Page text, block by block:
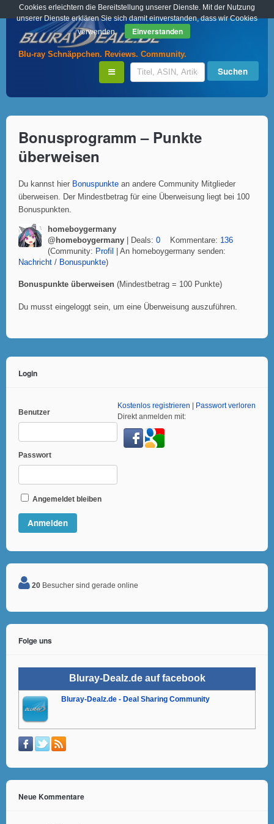
Blu-ray Schnäppchen. Reviews. Community.
Bonusprogramm – Punkte
überweisen
Du kannst hier Bonuspunkte an andere Community Mitglieder
überweisen. Der Mindestbetrag für eine Überweisung liegt bei 100
Bonuspunkten.
homeboygermany
@homeboygermany | Deals: 0 Kommentare: 136
(Community: Profil
| An homeboygermany senden:
Nachricht / Bonuspunkte)
Bonuspunkte überweisen (Mindestbetrag = 100 Punkte)
Du musst eingeloggt sein, um eine Überweisung auszuführen.
Login
Benutzer
Passwort
Angemeldet bleiben
Kostenlos registrieren | Passwort verloren
Direkt anmelden mit:
20 Besucher sind gerade online
Folge uns
Bluray-Dealz.de auf facebook
Bluray-Dealz.de - Deal Sharing Community
Neue Kommentare
Cookies erleichtern die Bereitstellung unserer Dienste. Mit der Nutzung
unserer Dienste erklären Sie sich damit einverstanden, dass wir Cookies
verwenden.
Einverstanden